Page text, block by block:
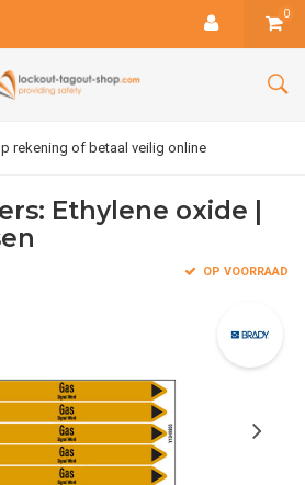
0
rekening of betaal veilig online
Ethylene oxide |
OP VOORRAAD